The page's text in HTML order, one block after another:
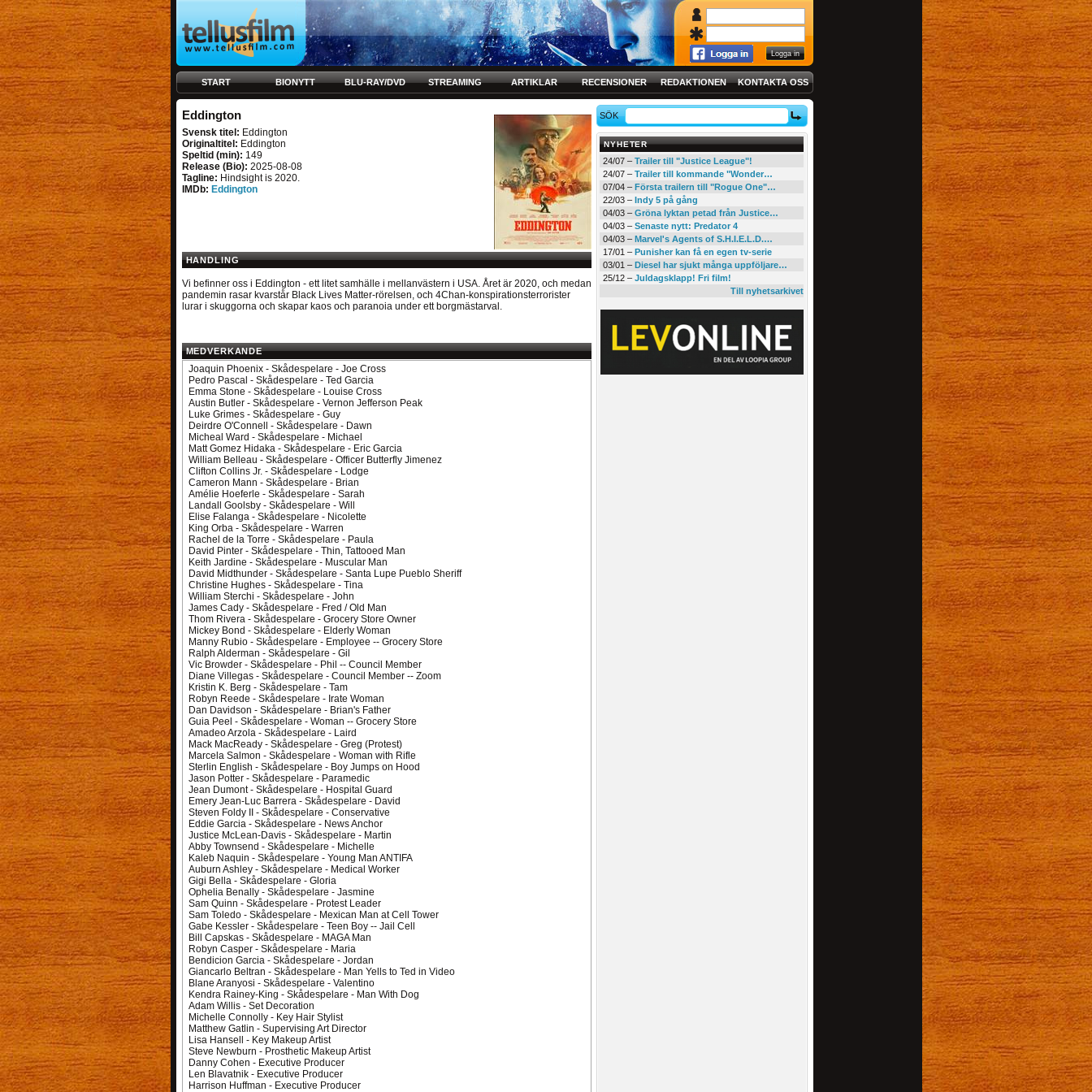
START BIONYTT BLU-RAY/DVD STREAMING ARTIKLAR RECENSIONER REDAKTIONEN KONTAKTA OSS
Eddington
Svensk titel: Eddington
Originaltitel: Eddington
Speltid (min): 149
Release (Bio): 2025-08-08
Tagline: Hindsight is 2020.
IMDb: Eddington
HANDLING
Vi befinner oss i Eddington - ett litet samhälle i mellanvästern i USA. Året är 2020, och medan
pandemin rasar kvarstår Black Lives Matter-rörelsen, och 4Chan-konspirationsterrorister
lurar i skuggorna och skapar kaos och paranoia under ett borgmästarval.
MEDVERKANDE
Joaquin Phoenix - Skådespelare - Joe Cross
Pedro Pascal - Skådespelare - Ted Garcia
Emma Stone - Skådespelare - Louise Cross
Austin Butler - Skådespelare - Vernon Jefferson Peak
Luke Grimes - Skådespelare - Guy
Deirdre O'Connell - Skådespelare - Dawn
Micheal Ward - Skådespelare - Michael
Matt Gomez Hidaka - Skådespelare - Eric Garcia
William Belleau - Skådespelare - Officer Butterfly Jimenez
Clifton Collins Jr. - Skådespelare - Lodge
Cameron Mann - Skådespelare - Brian
Amélie Hoeferle - Skådespelare - Sarah
Landall Goolsby - Skådespelare - Will
Elise Falanga - Skådespelare - Nicolette
King Orba - Skådespelare - Warren
Rachel de la Torre - Skådespelare - Paula
David Pinter - Skådespelare - Thin, Tattooed Man
Keith Jardine - Skådespelare - Muscular Man
David Midthunder - Skådespelare - Santa Lupe Pueblo Sheriff
Christine Hughes - Skådespelare - Tina
William Sterchi - Skådespelare - John
James Cady - Skådespelare - Fred / Old Man
Thom Rivera - Skådespelare - Grocery Store Owner
Mickey Bond - Skådespelare - Elderly Woman
Manny Rubio - Skådespelare - Employee -- Grocery Store
Ralph Alderman - Skådespelare - Gil
Vic Browder - Skådespelare - Phil -- Council Member
Diane Villegas - Skådespelare - Council Member -- Zoom
Kristin K. Berg - Skådespelare - Tam
Robyn Reede - Skådespelare - Irate Woman
Dan Davidson - Skådespelare - Brian's Father
Guia Peel - Skådespelare - Woman -- Grocery Store
Amadeo Arzola - Skådespelare - Laird
Mack MacReady - Skådespelare - Greg (Protest)
Marcela Salmon - Skådespelare - Woman with Rifle
Sterlin English - Skådespelare - Boy Jumps on Hood
Jason Potter - Skådespelare - Paramedic
Jean Dumont - Skådespelare - Hospital Guard
Emery Jean-Luc Barrera - Skådespelare - David
Steven Foldy II - Skådespelare - Conservative
Eddie Garcia - Skådespelare - News Anchor
Justice McLean-Davis - Skådespelare - Martin
Abby Townsend - Skådespelare - Michelle
Kaleb Naquin - Skådespelare - Young Man ANTIFA
Auburn Ashley - Skådespelare - Medical Worker
Gigi Bella - Skådespelare - Gloria
Ophelia Benally - Skådespelare - Jasmine
Sam Quinn - Skådespelare - Protest Leader
Sam Toledo - Skådespelare - Mexican Man at Cell Tower
Gabe Kessler - Skådespelare - Teen Boy -- Jail Cell
Bill Capskas - Skådespelare - MAGA Man
Robyn Casper - Skådespelare - Maria
Bendicion Garcia - Skådespelare - Jordan
Giancarlo Beltran - Skådespelare - Man Yells to Ted in Video
Blane Aranyosi - Skådespelare - Valentino
Kendra Rainey-King - Skådespelare - Man With Dog
Adam Willis - Set Decoration
Michelle Connolly - Key Hair Stylist
Matthew Gatlin - Supervising Art Director
Lisa Hansell - Key Makeup Artist
Steve Newburn - Prosthetic Makeup Artist
Danny Cohen - Executive Producer
Len Blavatnik - Executive Producer
Harrison Huffman - Executive Producer
SÖK
NYHETER
24/07 –Trailer till "Justice League"!
24/07 –Trailer till kommande "Wonder…
07/04 –Första trailern till "Rogue One"…
22/03 –Indy 5 på gång
04/03 –Gröna lyktan petad från Justice…
04/03 –Senaste nytt: Predator 4
04/03 –Marvel's Agents of S.H.I.E.L.D.…
17/01 –Punisher kan få en egen tv-serie
03/01 –Diesel har sjukt många uppföljare…
25/12 –Juldagsklapp! Fri film!
Till nyhetsarkivet